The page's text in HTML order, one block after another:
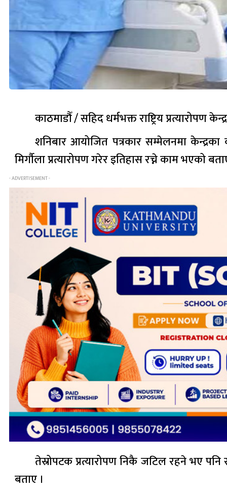
काठमाडौँ / सहिद धर्मभक्त राष्ट्रिय प्रत्यारोपण
शनिबार आयोजित पत्रकार सम्मेलनमा
मिर्गौला प्रत्यारोपण गरेर इतिहास रच्ने काम भएको
- ADVERTISEMENT -
तेस्रोपटक प्रत्यारोपण निकै जटिल रहने भए
बताए ।